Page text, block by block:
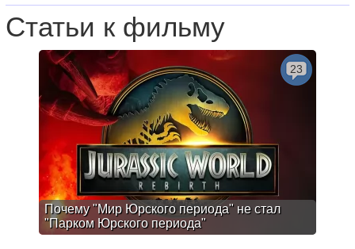
Статьи к фильму
Почему "Мир Юрского периода" не стал
"Парком Юрского периода"
23